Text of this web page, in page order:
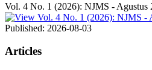
Vol. 4 No. 1 (2026): NJMS - Agustus
Published: 2026-08-03
Articles